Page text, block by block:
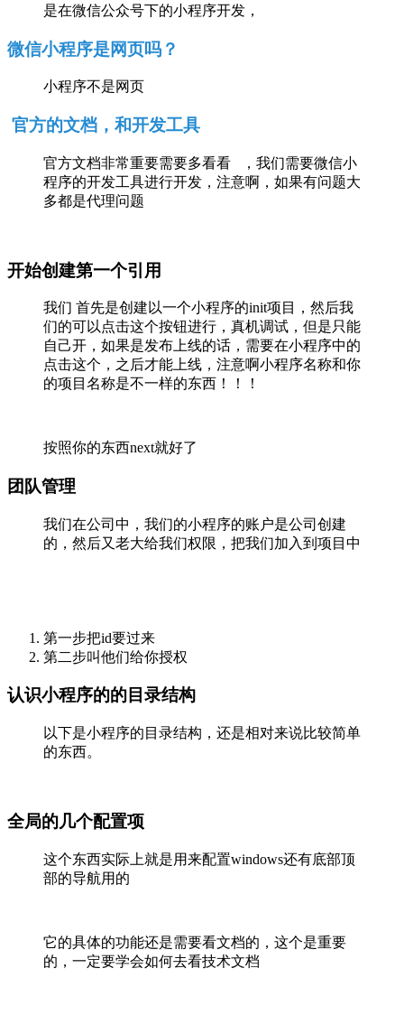
是在微信公众号下的小程序开发，
微信小程序是网页吗？
小程序不是网页
官方的文档，和开发工具
官方文档非常重要需要多看看 ，我们需要微信小
程序的开发工具进行开发，注意啊，如果有问题大
多都是代理问题
开始创建第一个引用
我们 首先是创建以一个小程序的init项目，然后我
们的可以点击这个按钮进行，真机调试，但是只能
自己开，如果是发布上线的话，需要在小程序中的
点击这个，之后才能上线，注意啊小程序名称和你
的项目名称是不一样的东西！！！
按照你的东西next就好了
团队管理
我们在公司中，我们的小程序的账户是公司创建
的，然后又老大给我们权限，把我们加入到项目中
第一步把id要过来
第二步叫他们给你授权
认识小程序的的目录结构
以下是小程序的目录结构，还是相对来说比较简单
的东西。
全局的几个配置项
这个东西实际上就是用来配置windows还有底部顶
部的导航用的
它的具体的功能还是需要看文档的，这个是重要
的，一定要学会如何去看技术文档